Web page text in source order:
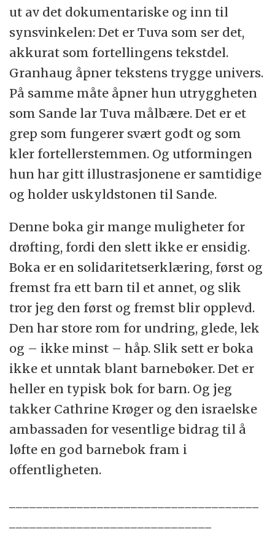
ut av det dokumentariske og inn til
synsvinkelen: Det er Tuva som ser det,
akkurat som fortellingens tekstdel.
Granhaug åpner tekstens trygge univers.
På samme måte åpner hun utryggheten
som Sande lar Tuva målbære. Det er et
grep som fungerer svært godt og som
kler fortellerstemmen. Og utformingen
hun har gitt illustrasjonene er samtidige
og holder uskyldstonen til Sande.
Denne boka gir mange muligheter for
drøfting, fordi den slett ikke er ensidig.
Boka er en solidaritetserklæring, først og
fremst fra ett barn til et annet, og slik
tror jeg den først og fremst blir opplevd.
Den har store rom for undring, glede, lek
og – ikke minst – håp. Slik sett er boka
ikke et unntak blant barnebøker. Det er
heller en typisk bok for barn. Og jeg
takker Cathrine Krøger og den israelske
ambassaden for vesentlige bidrag til å
løfte en god barnebok fram i
offentligheten.